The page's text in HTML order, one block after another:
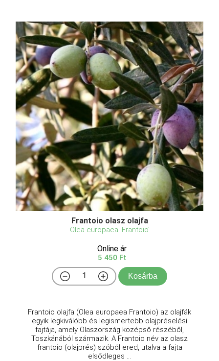
Frantoio olasz olajfa
Olea europaea 'Frantoio'
Online ár
5 450 Ft
Kosárba
Frantoio olajfa (Olea europaea Frantoio) az olajfák
egyik legkiválóbb és legismertebb olajpréselési
fajtája, amely Olaszország középső részéből,
Toszkánából származik. A Frantoio név az olasz
frantoio (olajprés) szóból ered, utalva a fajta
elsődleges ...